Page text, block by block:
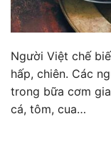
Người Việt chế
hấp, chiên. Các
trong bữa cơm
cá, tôm, cua…